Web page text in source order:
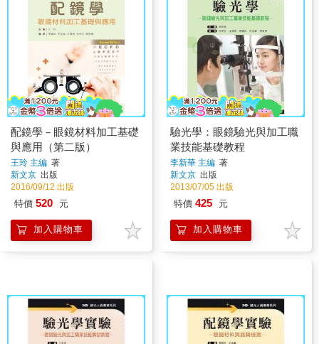
配鏡學－眼鏡材料加工基礎
與應用（第二版）
王玲 主編 著
新文京 出版
2016/09/12 出版
特價 520 元
加入購物車
驗光學：眼鏡驗光與加工職
業技能基礎教程
李新華 主編 著
新文京 出版
2013/07/05 出版
特價 425 元
加入購物車